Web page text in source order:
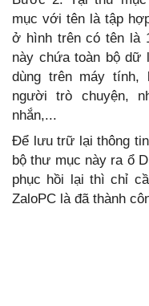
mục với tên là tập
ở hình trên có tên là
này chứa toàn bộ dữ
dùng trên máy tính,
người trò chuyện,
nhắn,...
Để lưu trữ lại thông
bộ thư mục này ra ổ
phục hồi lại thì chỉ
ZaloPC là đã thành